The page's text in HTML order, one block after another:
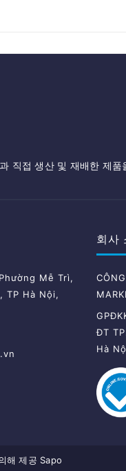
직접 생산 및 재배한 제품
Mễ Trì,
TP Hà Nội,
회사
ĐT
Hà
해 제공 Sapo